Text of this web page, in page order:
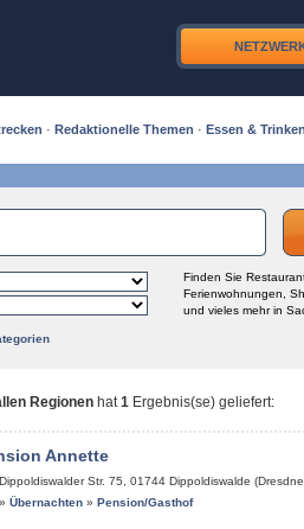
· Redaktionelle Themen · Essen &
Finden Sie
Ferienwohnungen,
und vieles mehr in
Regionen hat1 Ergebnis(se) geliefert:
Annette
Dippoldiswalder Str. 75 01744 Dippoldiswalde
» Übernachten » Pension/Gasthof